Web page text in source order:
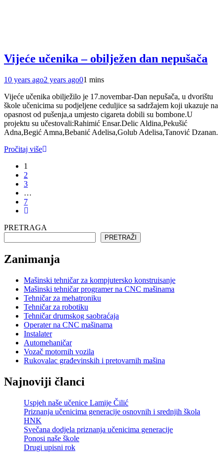
Vijeće učenika – obilježen dan nepušača
10 years ago2 years ago01 mins
Vijeće učenika obilježilo je 17.novembar-Dan nepušača, u dvorištu
škole učenicima su podjeljene ceduljice sa sadržajem koji ukazuje na
opasnost od pušenja,a umjesto cigareta dobili su bombone.U
projektu su učestovali:Rahimić Ensar.Delic Aldina,Pekušić
Adna,Begić Amna,Bebanić Adelisa,Golub Adelisa,Tanović Dzanan.
Pročitaj više
1
2
3
…
7
PRETRAGA
PRETRAŽI
Zanimanja
Mašinski tehničar za kompjutersko konstruisanje
Mašinski tehničar programer na CNC mašinama
Tehničar za mehatroniku
Tehničar za robotiku
Tehničar drumskog saobraćaja
Operater na CNC mašinama
Instalater
Automehaničar
Vozač motornih vozila
Rukovalac građevinskih i pretovarnih mašina
Najnoviji članci
Uspjeh naše učenice Lamije Čilić
Priznanja učenicima generacije osnovnih i srednjih škola
HNK
Svečana dodjela priznanja učenicima generacije
Ponosi naše škole
Drugi upisni rok